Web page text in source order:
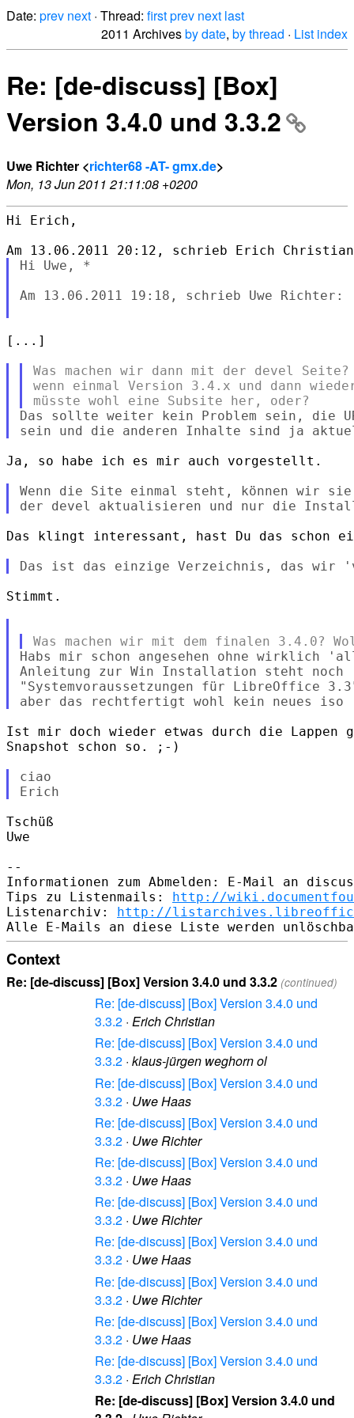
Date: prev next · Thread: firstprev next last
2011 Archivesby date, by thread · List index
Re: [de-discuss] [Box]
Version 3.4.0 und 3.3.2
Uwe Richter <richter68 -AT- gmx.de>
Mon, 13 Jun 2011 21:11:08 +0200
Hi Erich,
Hi Uwe, *
Am 13.06.2011 19:18, schrieb Uwe Richter:
[...]
Was machen wir dann mit der devel
wenn einmal Version 3.4.x und dann
Das sollte weiter kein Problem sein, die
Ja, so habe ich es mir auch vorgestellt.
Wenn die Site einmal steht, können wir sie
Das klingt interessant, hast Du das schon
Stimmt.
Habs mir schon angesehen ohne wirklich
Anleitung zur Win Installation steht noch
"Systemvoraussetzungen für LibreOffice
Ist mir doch wieder etwas durch die Lappen
Snapshot schon so. ;-)
ciao
Tschüß
Uwe
--
Informationen zum Abmelden: E-Mail an
Tips zu Listenmails: http://
Listenarchiv: http://
Context
Re: [de-discuss] [Box] Version 3.4.0 und 3.3.2 (continued)
Re: [de-discuss] [Box] Version 3.4.0 und
3.3.2 · Erich Christian
Re: [de-discuss] [Box] Version 3.4.0 und
3.3.2 · klaus-jürgen weghorn ol
Re: [de-discuss] [Box] Version 3.4.0 und
3.3.2 · Uwe Haas
Re: [de-discuss] [Box] Version 3.4.0 und
3.3.2 · Uwe Richter
Re: [de-discuss] [Box] Version 3.4.0 und
3.3.2 · Uwe Haas
Re: [de-discuss] [Box] Version 3.4.0 und
3.3.2 · Uwe Richter
Re: [de-discuss] [Box] Version 3.4.0 und
3.3.2 · Uwe Haas
Re: [de-discuss] [Box] Version 3.4.0 und
3.3.2 · Uwe Richter
Re: [de-discuss] [Box] Version 3.4.0 und
3.3.2 · Uwe Haas
Re: [de-discuss] [Box] Version 3.4.0 und
3.3.2 · Erich Christian
Re: [de-discuss] [Box] Version 3.4.0 und